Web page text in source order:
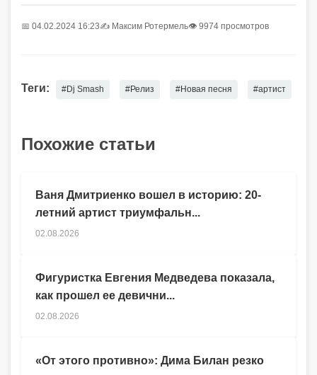
📅 04.02.2024 16:23✍️ Максим Ротермель👁 9974 просмотров
Теги: #Dj Smash #Релиз #Новая песня #артист
Похожие статьи
Ваня Дмитриенко вошел в историю: 20-
летний артист триумфальн...
02.08.2026
Фигуристка Евгения Медведева показала,
как прошел ее девични...
02.08.2026
«От этого противно»: Дима Билан резко